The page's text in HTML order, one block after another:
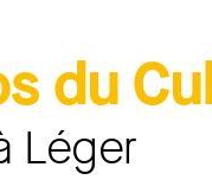
du
Léger